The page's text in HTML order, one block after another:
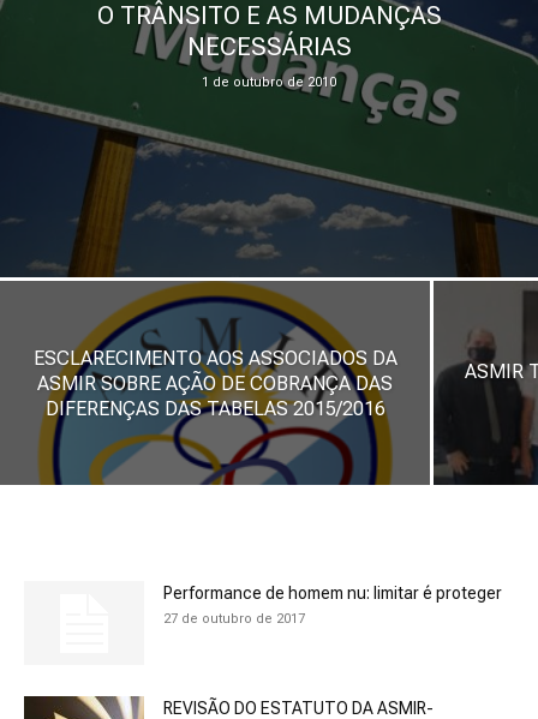
O TRÂNSITO E AS MUDANÇAS
NECESSÁRIAS
1 de outubro de 2010
ESCLARECIMENTO AOS ASSOCIADOS DA
ASMIR SOBRE AÇÃO DE COBRANÇA DAS
DIFERENÇAS DAS TABELAS 2015/2016
ASMIR
Performance de homem nu: limitar é proteger
27 de outubro de 2017
REVISÃO DO ESTATUTO DA ASMIR-